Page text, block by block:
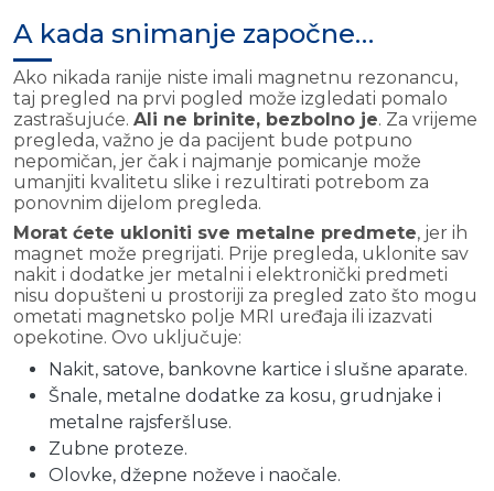
A kada snimanje započne…
Ako nikada ranije niste imali magnetnu rezonancu,
taj pregled na prvi pogled može izgledati pomalo
zastrašujuće. Ali ne brinite, bezbolno je. Za vrijeme
pregleda, važno je da pacijent bude potpuno
nepomičan, jer čak i najmanje pomicanje može
umanjiti kvalitetu slike i rezultirati potrebom za
ponovnim dijelom pregleda.
Morat ćete ukloniti sve metalne predmete, jer ih
magnet može pregrijati. Prije pregleda, uklonite sav
nakit i dodatke jer metalni i elektronički predmeti
nisu dopušteni u prostoriji za pregled zato što mogu
ometati magnetsko polje MRI uređaja ili izazvati
opekotine. Ovo uključuje:
Nakit, satove, bankovne kartice i slušne aparate.
Šnale, metalne dodatke za kosu, grudnjake i
metalne rajsferšluse.
Zubne proteze.
Olovke, džepne noževe i naočale.